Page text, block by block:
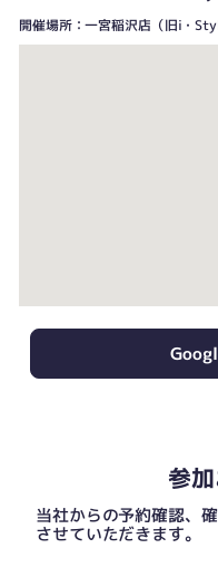
開催場所：一宮稲沢店（旧i・
参
当社からの予約確認、
させていただきます。